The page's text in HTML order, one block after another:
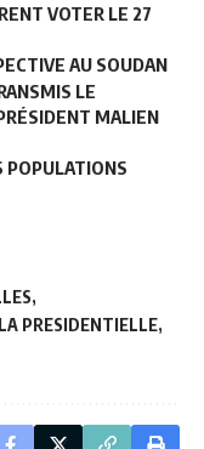
VOTER LE 27
AU SOUDAN
LE
MALIEN
POPULATIONS
PRESIDENTIELLE